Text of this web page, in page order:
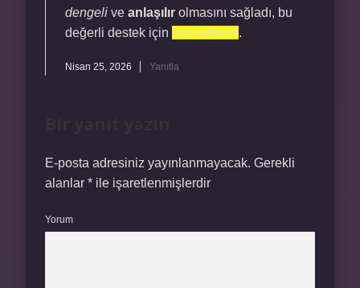
dengeli ve anlaşılır olmasını sağladı, bu
değerli destek için minnettarım.
Nisan 25, 2026 Yanıtla
E-posta adresiniz yayınlanmayacak. Gerekli
alanlar * ile işaretlenmişlerdir
Yorum